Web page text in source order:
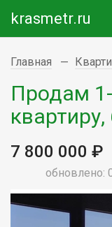
krasmetr.ru
Главная
Продам
7 800 000 ₽
обновлено: